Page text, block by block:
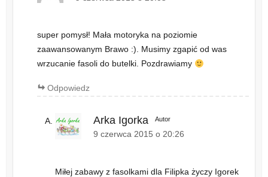
super pomysł! Mała motoryka na poziomie
zaawansowanym Brawo :). Musimy zgapić od was
wrzucanie fasoli do butelki. Pozdrawiamy
Odpowiedz
Arka Igorka Autor
9 czerwca 2015 o 20:26
Miłej zabawy z fasolkami dla Filipka życzy Igorek